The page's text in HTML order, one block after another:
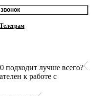
подходит лучше всего?
к работе с